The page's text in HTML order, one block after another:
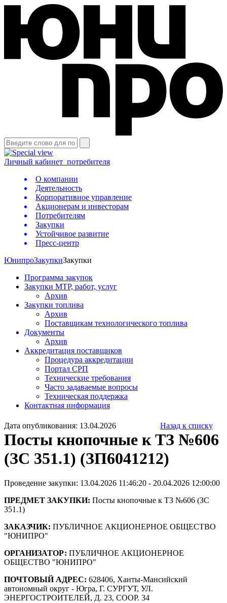
Личный кабинет потребителя
О компании
Деятельность
Корпоративное управление
Акционерам и инвесторам
Потребителям
Закупки
Устойчивое развитие
Пресс-центр
ЮнипроЗакупкиЗакупки
Программа закупок
Закупки МТР, работ, услуг
Архив
Закупки топлива
Архив
Поставщикам технологического топлива
Документы
Архив
Аккредитация поставщиков
Процедура аккредитации
Портал СРП
Технические требования
Часто задаваемые вопросы
Техническая поддержка
Контактная информация
Дата опубликования: 13.04.2026 Назад к списку
Посты кнопочные к ТЗ №606
(ЗС 351.1) (ЗП6041212)
Проведение закупки: 13.04.2026 11:46:20 - 20.04.2026 12:00:00
ПРЕДМЕТ ЗАКУПКИ: Посты кнопочные к ТЗ №606 (ЗС
351.1)
ЗАКАЗЧИК: ПУБЛИЧНОЕ АКЦИОНЕРНОЕ ОБЩЕСТВО
"ЮНИПРО"
ОРГАНИЗАТОР: ПУБЛИЧНОЕ АКЦИОНЕРНОЕ
ОБЩЕСТВО "ЮНИПРО"
ПОЧТОВЫЙ АДРЕС: 628406, Ханты-Мансийский
автономный округ - Югра, Г. СУРГУТ, УЛ.
ЭНЕРГОСТРОИТЕЛЕЙ, Д. 23, СООР. 34